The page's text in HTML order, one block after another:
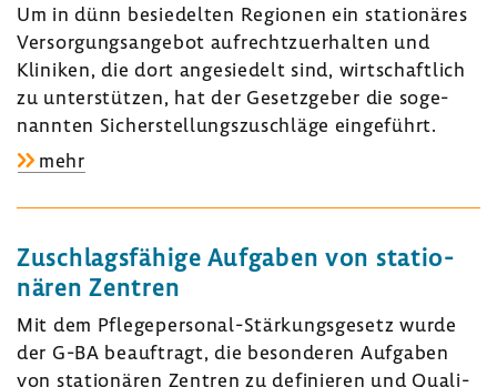
turen
in
Kran­
ken­
häu­
sern
Um in dünn besie­delten Regionen ein statio­näres
Versor­gungs­an­gebot aufrecht­zu­er­halten und
Kliniken, die dort ange­sie­delt sind, wirt­schaft­lich
zu unter­stützen, hat der Gesetz­geber die soge­
nannten Sicher­stel­lungs­zu­schläge einge­führt.
mehrzu:
stel­
lungs­
zu­
schläge
für
Kran­
ken­
Zuschlags­fä­hige Aufgaben von statio­
nären Zentren
Mit dem Pflegepersonal-​Stärkungsgesetz wurde
der G-BA beauf­tragt, die beson­deren Aufgaben
von statio­nären Zentren zu defi­nieren und Quali­